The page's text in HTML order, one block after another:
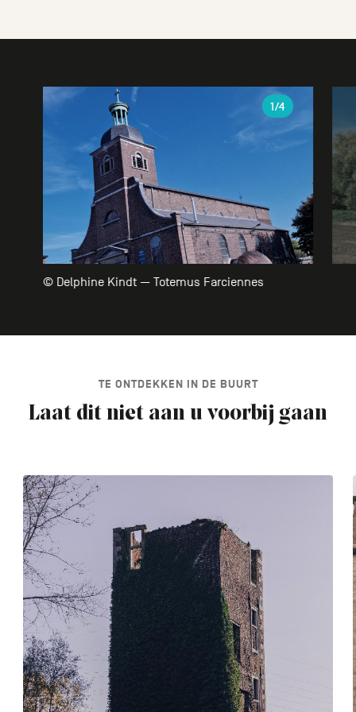
Galerie
© Delphine Kindt — Totemus Farciennes
1/4
TE ONTDEKKEN IN DE BUURT
Laat dit niet aan u voorbij gaan